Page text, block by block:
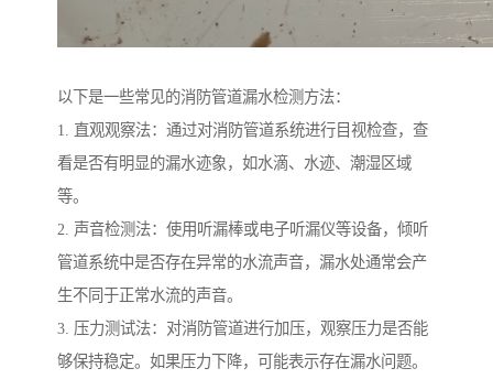
以下是一些常见的消防管道漏水检测方法：
1. 直观观察法：通过对消防管道系统进行目视检查，查
看是否有明显的漏水迹象，如水滴、水迹、潮湿区域
等。
2. 声音检测法：使用听漏棒或电子听漏仪等设备，倾听
管道系统中是否存在异常的水流声音，漏水处通常会产
生不同于正常水流的声音。
3. 压力测试法：对消防管道进行加压，观察压力是否能
够保持稳定。如果压力下降，可能表示存在漏水问题。